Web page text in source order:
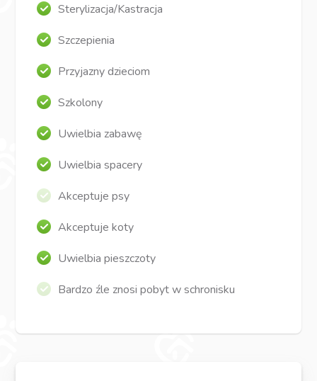
Sterylizacja/Kastracja
Szczepienia
Przyjazny dzieciom
Szkolony
Uwielbia zabawę
Uwielbia spacery
Akceptuje psy
Akceptuje koty
Uwielbia pieszczoty
Bardzo źle znosi pobyt w schronisku